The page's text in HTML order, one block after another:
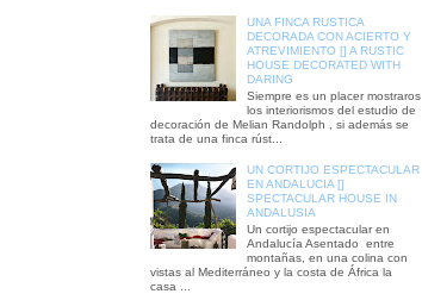
UNA FINCA RUSTICA
DECORADA CON ACIERTO Y
ATREVIMIENTO [] A RUSTIC
HOUSE DECORATED WITH
DARING
Siempre es un placer mostraros
los interiorismos del estudio de
decoración de Melian Randolph , si además se
trata de una finca rúst...
UN CORTIJO ESPECTACULAR
EN ANDALUCIA []
SPECTACULAR HOUSE IN
ANDALUSIA
Un cortijo espectacular en
Andalucía Asentado entre
montañas, en una colina con
vistas al Mediterráneo y la costa de África la
casa ...